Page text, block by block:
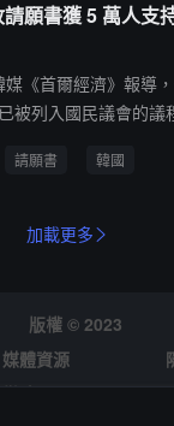
表示，法案將幫助
財富積累機會。Max
產和現代金融科技的
CLARITY 法案被視為
黨議員圓桌會議，討
PARITY 法案最終均
願書獲 5 萬人支
《首爾經濟》報導
被列入國民議會的議
提交常設委員會審議
議。請願者認為，"既
請願書 韓國
加載更多
版權 © 2023
媒體資源
徵才